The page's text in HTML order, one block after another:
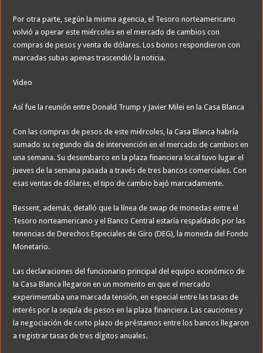
Por otra parte, según la misma agencia, el Tesoro norteamericano
volvió a operar este miércoles en el mercado de cambios con
compras de pesos y venta de dólares. Los bonos respondieron con
marcadas subas apenas trascendió la noticia.
Video
Así fue la reunión entre Donald Trump y Javier Milei en la Casa Blanca
Con las compras de pesos de este miércoles, la Casa Blanca habría
sumado su segundo día de intervención en el mercado de cambios en
una semana. Su desembarco en la plaza financiera local tuvo lugar el
jueves de la semana pasada a través de tres bancos comerciales. Con
esas ventas de dólares, el tipo de cambio bajó marcadamente.
Bessent, además, detalló que la línea de swap de monedas entre el
Tesoro norteamericano y el Banco Central estaría respaldado por las
tenencias de Derechos Especiales de Giro (DEG), la moneda del Fondo
Monetario.
Las declaraciones del funcionario principal del equipo económico de
la Casa Blanca llegaron en un momento en que el mercado
experimentaba una marcada tensión, en especial entre las tasas de
interés por la sequía de pesos en la plaza financiera. Las cauciones y
la negociación de corto plazo de préstamos entre los bancos llegaron
a registrar tasas de tres dígitos anuales.